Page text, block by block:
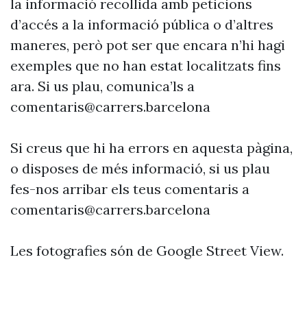
la informació recollida amb peticions
d’accés a la informació pública o d’altres
maneres, però pot ser que encara n’hi hagi
exemples que no han estat localitzats fins
ara. Si us plau, comunica’ls a
comentaris@carrers.barcelona
Si creus que hi ha errors en aquesta pàgina,
o disposes de més informació, si us plau
fes-nos arribar els teus comentaris a
comentaris@carrers.barcelona
Les fotografies són de Google Street View.